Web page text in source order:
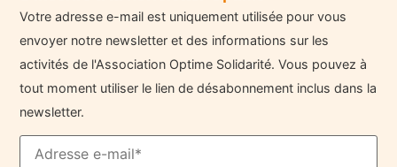
Votre adresse e-mail est uniquement utilisée pour vous
envoyer notre newsletter et des informations sur les
activités de l'Association Optime Solidarité. Vous pouvez à
tout moment utiliser le lien de désabonnement inclus dans la
newsletter.